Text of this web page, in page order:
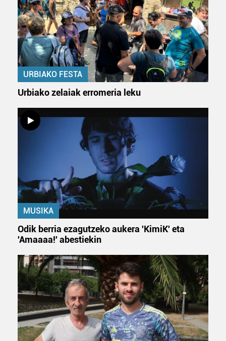
URBIAKO FESTA
Urbiako zelaiak erromeria leku
MUSIKA
Odik berria ezagutzeko aukera 'KimiK' eta
'Amaaaa!' abestiekin